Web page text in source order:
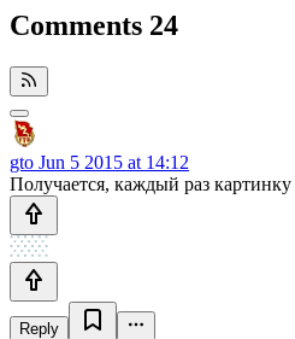
Comments 24
gto Jun 5 2015 at 14:12
Получается, каждый раз
Reply